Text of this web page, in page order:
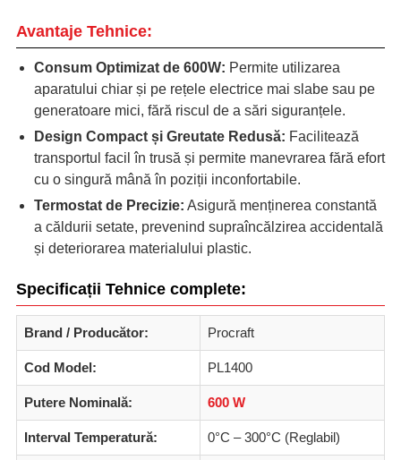
Avantaje Tehnice:
Consum Optimizat de 600W: Permite utilizarea
aparatului chiar și pe rețele electrice mai slabe sau pe
generatoare mici, fără riscul de a sări siguranțele.
Design Compact și Greutate Redusă: Facilitează
transportul facil în trusă și permite manevrarea fără efort
cu o singură mână în poziții inconfortabile.
Termostat de Precizie: Asigură menținerea constantă
a căldurii setate, prevenind supraîncălzirea accidentală
și deteriorarea materialului plastic.
Specificații Tehnice complete:
Brand / Producător: Procraft
Cod Model: PL1400
Putere Nominală: 600 W
Interval Temperatură: 0°C – 300°C (Reglabil)